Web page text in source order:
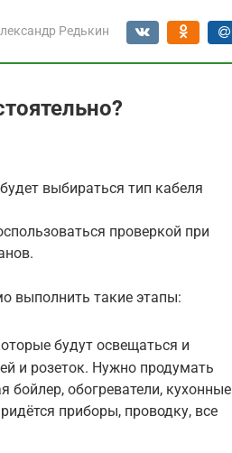
Редькин
выбираться тип кабеля
проверкой при
выполнить такие этапы:
будут освещаться и
и розеток. Нужно продумать
бойлер, обогреватели, кухонные
приборы, проводку, все